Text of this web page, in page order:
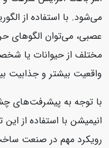
می‌شود. با استفاده از
عصبی، می‌توان الگوهای
مختلف از حیوانات یا
واقعیت بیشتر و جذابیت
با توجه به پیشرفت‌های
انیمیشن با استفاده از
رویکرد مهم در صنعت